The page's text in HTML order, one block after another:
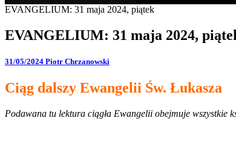
EVANGELIUM: 31 maja 2024, piątek
EVANGELIUM: 31 maja 2024,
31/05/2024 Piotr Chrzanowski
Ciąg dalszy Ewangelii Św. Łukasza
Podawana tu lektura ciągła Ewangelii obejmuje wszystkie